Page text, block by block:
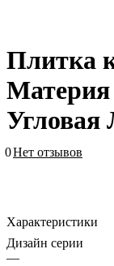
Плитка
Угловая
0Нет отзывов
Характеристики
Дизайн серии
—